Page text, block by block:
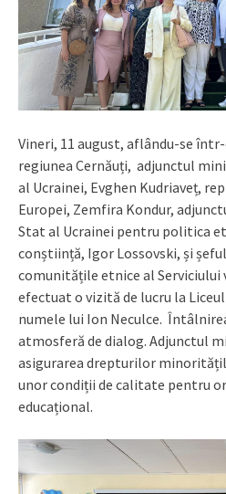
Vineri, 11 august, aflându-se
regiunea Cernăuți, adjunctul
al Ucrainei, Evghen Kudriaveț,
Europei, Zemfira Kondur,
Stat al Ucrainei pentru politica
conștiință, Igor Lossovski, și
comunitățile etnice al Serviciului
efectuat o vizită de lucru la
numele lui Ion Neculce.
atmosferă de dialog. Adjunctul
asigurarea drepturilor
unor condiții de calitate pentru
educațional.